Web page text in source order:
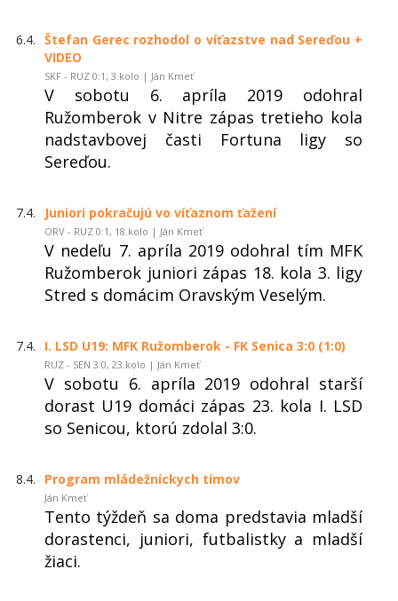
6.4. Štefan Gerec rozhodol o víťazstve nad Sereďou +
VIDEO
SKF - RUZ 0:1, 3.kolo | Ján Kmeť
V sobotu 6. apríla 2019 odohral
Ružomberok v Nitre zápas tretieho kola
nadstavbovej časti Fortuna ligy so
Sereďou.
7.4. Juniori pokračujú vo víťaznom ťažení
ORV - RUZ 0:1, 18.kolo | Ján Kmeť
V nedeľu 7. apríla 2019 odohral tím MFK
Ružomberok juniori zápas 18. kola 3. ligy
Stred s domácim Oravským Veselým.
7.4. I. LSD U19: MFK Ružomberok - FK Senica 3:0 (1:0)
RUZ - SEN 3:0, 23.kolo | Ján Kmeť
V sobotu 6. apríla 2019 odohral starší
dorast U19 domáci zápas 23. kola I. LSD
so Senicou, ktorú zdolal 3:0.
8.4. Program mládežníckych tímov
Ján Kmeť
Tento týždeň sa doma predstavia mladší
dorastenci, juniori, futbalistky a mladší
žiaci.